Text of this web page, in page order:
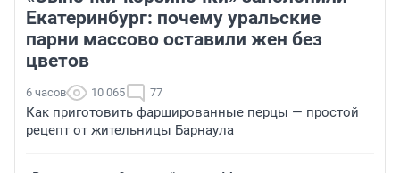
Екатеринбург: почему уральские
парни массово оставили жен без
цветов
6 часов 10 065 77
Как приготовить фаршированные перцы — простой
рецепт от жительницы Барнаула